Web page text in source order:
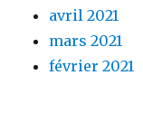
avril 2021
mars 2021
février 2021